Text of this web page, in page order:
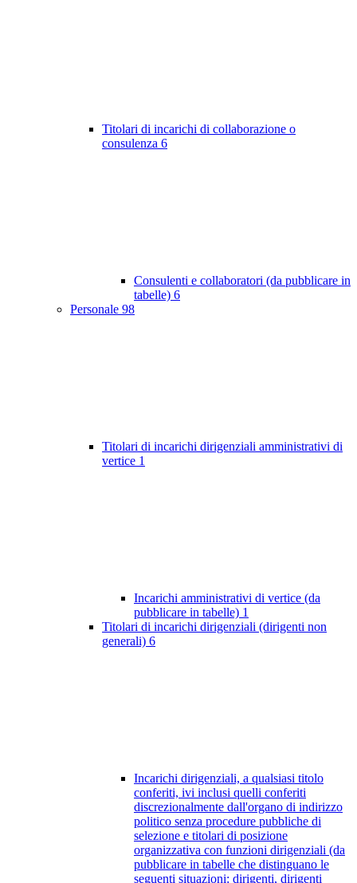
Titolari di incarichi di collaborazione o
consulenza 6
Consulenti e collaboratori (da pubblicare in
tabelle) 6
Personale 98
Titolari di incarichi dirigenziali amministrativi di
vertice 1
Incarichi amministrativi di vertice (da
pubblicare in tabelle) 1
Titolari di incarichi dirigenziali (dirigenti non
generali) 6
Incarichi dirigenziali, a qualsiasi titolo
conferiti, ivi inclusi quelli conferiti
discrezionalmente dall'organo di indirizzo
politico senza procedure pubbliche di
selezione e titolari di posizione
organizzativa con funzioni dirigenziali (da
pubblicare in tabelle che distinguano le
seguenti situazioni: dirigenti, dirigenti